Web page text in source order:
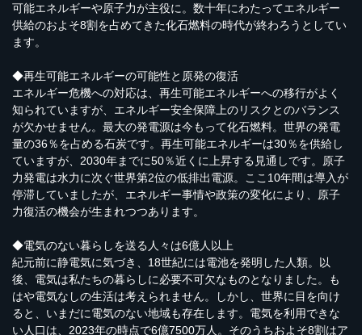
可能エネルギーや原子力が主役に。数十年にわたってエネルギー
供給のおよそ8割を占めてきた化石燃料の時代が終わろうとしてい
ます。
◆再生可能エネルギーの可能性と原発の復活
エネルギー危機への対応は、再生可能エネルギーへの移行がよく
知られていますが、エネルギー安全保障上のリスクとのバランス
が欠かせません。最大の発電源は今もって化石燃料。世界の発電
量の36％を占める石炭です。再生可能エネルギーは30％を供給し
ていますが、2030年までに50％近くに上昇する見通しです。原子
力発電は水力に次ぐ世界第2位の低排出電源。ここ10年間は導入が
停滞していましたが、エネルギー事情や政策の変化により、原子
力復活の機会が生まれつつあります。
◆電気のない暮らしを送る人々は6億人以上
紀元前に静電気に気づき、18世紀には電池を発明した人類。以
後、電気は私たちの暮らしに必要不可欠なものとなりました。も
はや電気なしの生活は考えられません。しかし、世界に目を向け
ると、いまだに電気のない地域も存在します。電気を利用できな
い人口は、2023年の時点で6億7500万人。そのうちおよそ8割はア